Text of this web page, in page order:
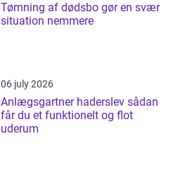
Tømning af dødsbo gør en svær
situation nemmere
06 july 2026
Anlægsgartner haderslev sådan
får du et funktionelt og flot
uderum